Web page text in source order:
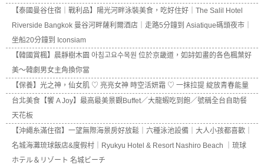
【泰國曼谷住宿｜戰利品】陽光河畔泳裝美食，吃好住好｜The Salil Hotel
Riverside Bangkok 曼谷河畔薩利爾酒店｜走路5分鐘到 Asiatique碼頭夜市｜
坐船20分鐘到 Iconsiam
【韓國賞楓】晨靜樹木園 아침고요수목원 位於京畿道，如詩如畫的各色楓葉好
美～韓劇男女主角換你當
【保養】光之神，仙女肌 ♡ 亮亮女神 時空活妍霜 ♡ 一抹拉提 綻放青春能量
台北美食【饗 A Joy】最高最美景觀Buffet／大龍蝦吃到飽／號稱全台自助餐
天花板
【沖繩糸滿住宿】一望無際海景房好放鬆｜六種泳池設備｜大人小孩都喜歡｜
名城海灘琉球飯店&度假村｜Ryukyu Hotel & Resort Nashiro Beach ｜琉球
ホテル＆リゾート 名城ビーチ